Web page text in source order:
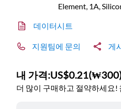
Element, 1A,
데이터시트
지원팀에 문의 게
내 가격:US$0.21(₩300
더 많이 구매하고 절약하세요!